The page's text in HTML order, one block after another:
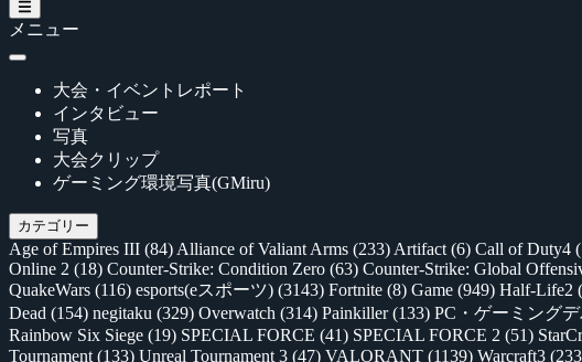
メニュー
大会・イベントレポート
インタビュー
写真
大会クリップ
ゲーミング環境写真(GMiru)
カテゴリー
Age of Empires III (84) Alliance of Valiant Arms (233) Artifact (6) Call of Duty4
Online 2 (18) Counter-Strike: Condition Zero (63) Counter-Strike: Global
QuakeWars (116) esports(eスポーツ) (3143) Fortnite (8) Game (949) Half-Life2
Dead (154) negitaku (329) Overwatch (314) Painkiller(133) PC・ゲーミング
Rainbow Six Siege (19) SPECIAL FORCE (41) SPECIAL FORCE 2 (51)
Tournament (133) Unreal Tournament 3 (47) VALORANT (1139) Warcraft3